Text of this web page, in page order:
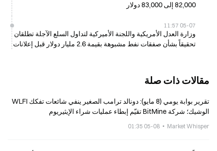
82,000 إلى 83,000 دولار
05-07 11:57
وزارة العدل الأمريكية واللجنة الأميركية لتداول السلع الآجلة تطلقان
تحقيقاً بشأن صفقات نفط مشبوهة بقيمة 2.6 مليار دولار قبل إعلانات
مقالات ذات صلة
تقرير بوابة يومي (8 مايو): دونالد ترامب الصغير ينفي شائعات تفكك WLFI
الوشيك؛ شركة BitMine تقيّم إبطاء عمليات شراء الإيثيريوم
Market Whisper
05-08 01:35